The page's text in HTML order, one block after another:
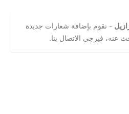
- نقوم بإضافة شعارات جديدة
عنه، فيرجى الاتصال بنا.